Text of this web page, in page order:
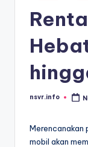
Posted
nsvr.info
Merencanakan
mobil akan